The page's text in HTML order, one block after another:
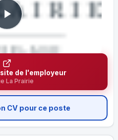
de l'employeur
La Prairie
CV pour ce poste